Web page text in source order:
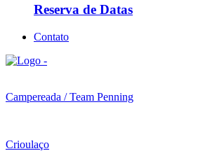
Reserva de Datas
Contato
Campereada / Team Penning
Crioulaço